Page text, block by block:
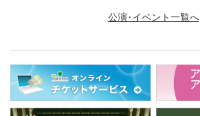
公演･イベント一覧へ